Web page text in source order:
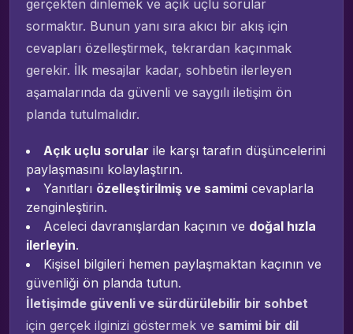
gerçekten dinlemek ve açık uçlu sorular
sormaktır. Bunun yanı sıra akıcı bir akış için
cevapları özelleştirmek, tekrardan kaçınmak
gerekir. İlk mesajlar kadar, sohbetin ilerleyen
aşamalarında da güvenli ve saygılı iletişim ön
planda tutulmalıdır.
Açık uçlu sorular ile karşı tarafın düşüncelerini
paylaşmasını kolaylaştırın.
Yanıtları özelleştirilmiş ve samimi cevaplarla
zenginleştirin.
Aceleci davranışlardan kaçının ve doğal hızla
ilerleyin.
Kişisel bilgileri hemen paylaşmaktan kaçının ve
güvenliği ön planda tutun.
İletişimde güvenli ve sürdürülebilir bir sohbet
için gerçek ilginizi göstermek ve samimi bir dil